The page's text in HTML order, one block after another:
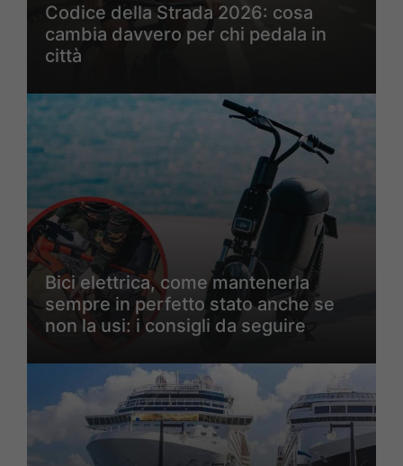
Codice della Strada 2026: cosa
cambia davvero per chi pedala in
città
Bici elettrica, come mantenerla
sempre in perfetto stato anche se
non la usi: i consigli da seguire